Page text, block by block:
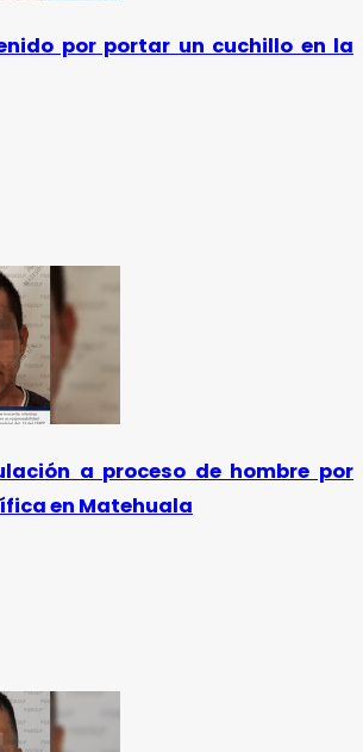
por portar un cuchillo en la
a proceso de hombre por
en Matehuala